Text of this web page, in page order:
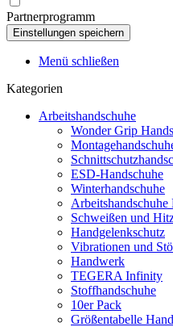
Partnerprogramm
Menü schließen
Kategorien
Arbeitshandschuhe
Wonder Grip
ESD-Handschuhe
Winterhandschuhe
Arbeitshandschuhe
Schweißen und
Handgelenkschutz
Vibrationen und
Handwerk
TEGERA Infinity
Stoffhandschuhe
10er Pack
Größentabelle